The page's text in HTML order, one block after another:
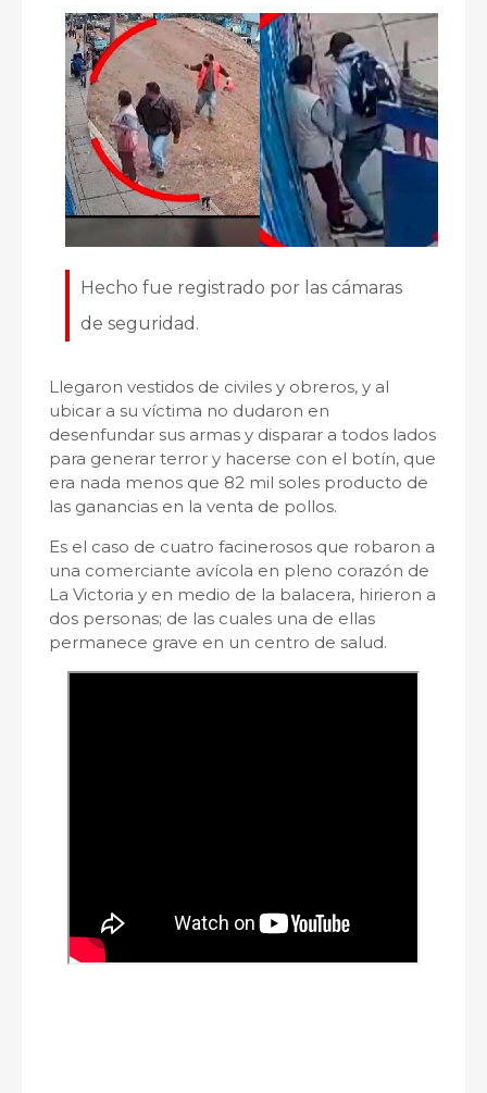
Hecho fue registrado por las cámaras
de seguridad.
Llegaron vestidos de civiles y obreros, y al
ubicar a su víctima no dudaron en
desenfundar sus armas y disparar a todos lados
para generar terror y hacerse con el botín, que
era nada menos que 82 mil soles producto de
las ganancias en la venta de pollos.
Es el caso de cuatro facinerosos que robaron a
una comerciante avícola en pleno corazón de
La Victoria y en medio de la balacera, hirieron a
dos personas; de las cuales una de ellas
permanece grave en un centro de salud.